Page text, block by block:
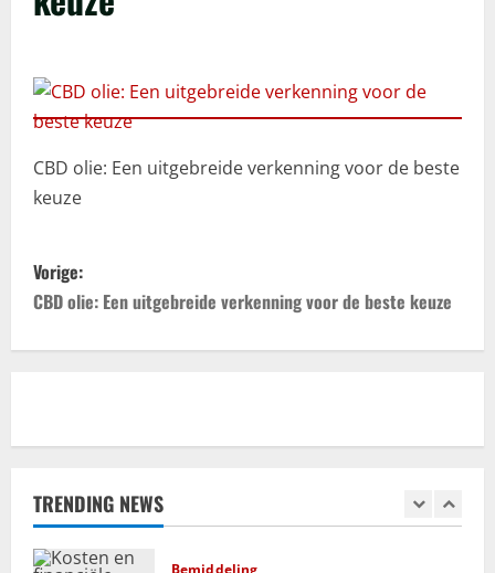
CBD olie: Een uitgebreide verkenning voor de beste
keuze
B
e
r
c
h
t
Vorige:
CBD olie: Een uitgebreide verkenning voor de beste keuze
TRENDING NEWS
3
Een natuurlijke aanpak voor het
verbeteren van je seksuele gezondheid
Hoe creëer jij dé perfecte
1
ADHD en relaties: uitdagingen en
Bemiddeling